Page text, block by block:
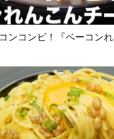
ンコンビ！『ベーコン